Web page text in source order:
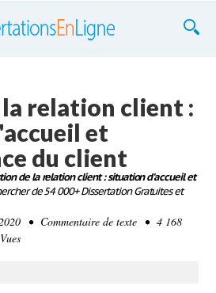
relation client :
et
du client
de la relation client : situation d'accueil et
de 54 000+ Dissertation Gratuites et
• Commentaire de texte • 4 168